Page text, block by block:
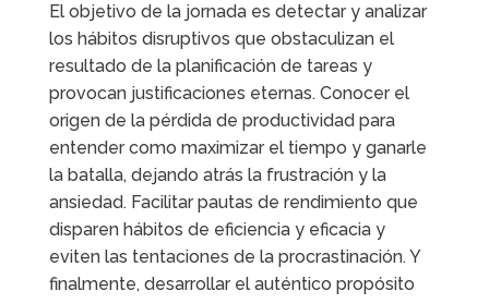
El objetivo de la jornada es detectar y analizar
los hábitos disruptivos que obstaculizan el
resultado de la planificación de tareas y
provocan justificaciones eternas. Conocer el
origen de la pérdida de productividad para
entender como maximizar el tiempo y ganarle
la batalla, dejando atrás la frustración y la
ansiedad. Facilitar pautas de rendimiento que
disparen hábitos de eficiencia y eficacia y
eviten las tentaciones de la procrastinación. Y
finalmente, desarrollar el auténtico propósito